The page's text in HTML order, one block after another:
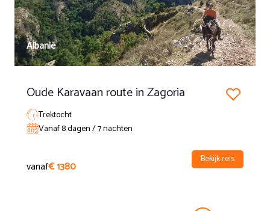
Albanië
Oude Karavaan route in Zagoria
Trektocht
Vanaf 8 dagen / 7 nachten
vanaf€ 1380 Bekijk reis